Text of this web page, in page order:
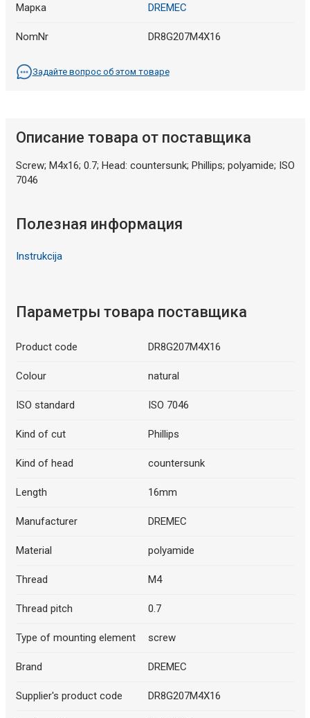
Марка DREMEC
NomNr DR8G207M4X16
Задайте вопрос об этом товаре
Описание товара от поставщика
Screw; M4x16; 0.7; Head: countersunk; Phillips; polyamide; ISO
7046
Полезная информация
Instrukcija
Параметры товара поставщика
Product code DR8G207M4X16
Colour natural
ISO standard ISO 7046
Kind of cut Phillips
Kind of head countersunk
Length 16mm
Manufacturer DREMEC
Material polyamide
Thread M4
Thread pitch 0.7
Type of mounting element screw
Brand DREMEC
Supplier's product code DR8G207M4X16